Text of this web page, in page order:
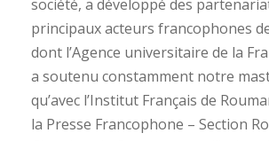
société, a développé des
principaux acteurs francophones
dont l’Agence universitaire de la
a soutenu constamment notre
qu’avec l’Institut Français de
la Presse Francophone – Section